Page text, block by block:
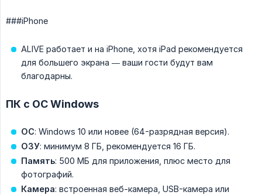
###iPhone
ALIVE работает и на iPhone, хотя iPad рекомендуется
для большего экрана — ваши гости будут вам
благодарны.
ПК с ОС Windows
ОС: Windows 10 или новее (64-разрядная версия).
ОЗУ: минимум 8 ГБ, рекомендуется 16 ГБ.
Память: 500 МБ для приложения, плюс место для
фотографий.
Камера: встроенная веб-камера, USB-камера или